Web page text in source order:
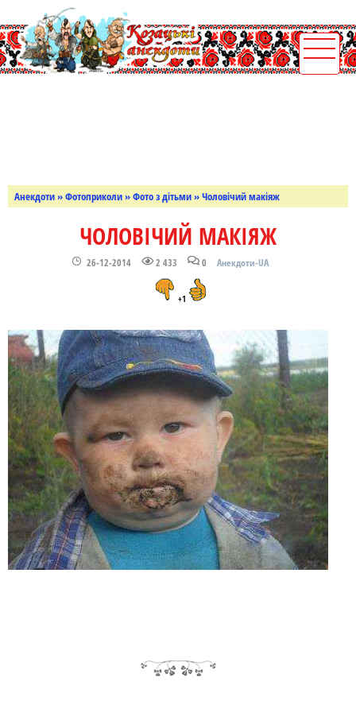
Анекдоти»Фотоприколи»Фото з дітьми» Чоловічий макіяж
ЧОЛОВІЧИЙ МАКІЯЖ
26-12-2014 2 433 0 Анекдоти-UA
+1